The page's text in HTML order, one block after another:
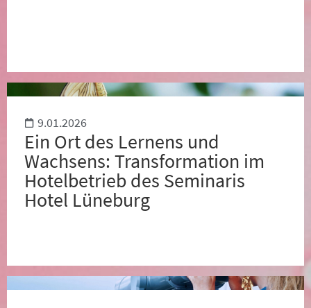
9.01.2026
Ein Ort des Lernens und
Wachsens: Transformation im
Hotelbetrieb des Seminaris
Hotel Lüneburg